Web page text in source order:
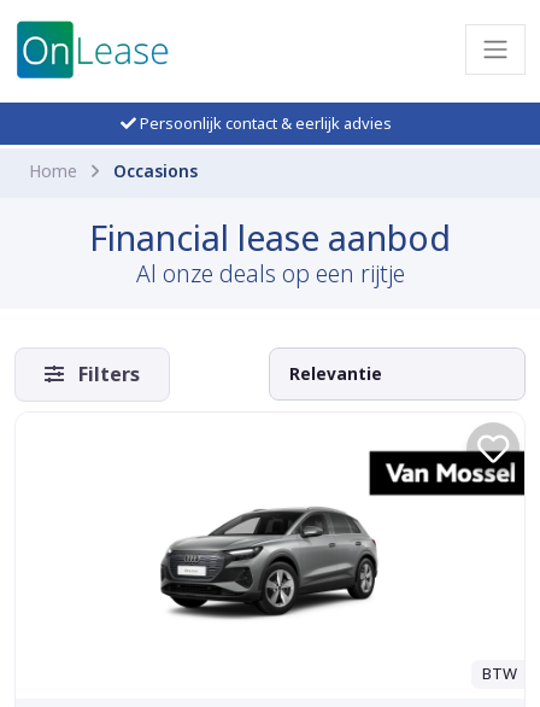
Persoonlijk contact & eerlijk advies
Home Occasions
Financial lease aanbod
Al onze deals op een rijtje
Filters
BTW